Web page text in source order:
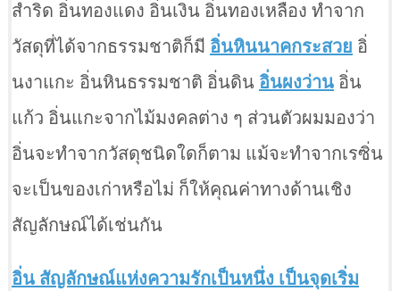
สำริด อิ่นทองแดง อิ่นเงิน อิ่นทองเหลือง ทำจาก
วัสดุที่ได้จากธรรมชาติก็มี อิ่นหินนาคกระสวย อิ่
นงาแกะ อิ่นหินธรรมชาติ อิ่นดิน อิ่นผงว่าน อิ่น
แก้ว อิ่นแกะจากไม้มงคลต่าง ๆ ส่วนตัวผมมองว่า
อิ่นจะทำจากวัสดุชนิดใดก็ตาม แม้จะทำจากเรซิ่น
จะเป็นของเก่าหรือไม่ ก็ให้คุณค่าทางด้านเชิง
สัญลักษณ์ได้เช่นกัน
อิ่น สัญลักษณ์แห่งความรักเป็นหนึ่ง เป็นจุดเริ่ม